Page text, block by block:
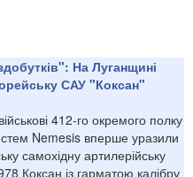
На Луганщині
САУ "Коксан"
412-го окремого полку
Nemesis вперше уразили
самохідну артилерійську
Коксан із гарматою калібру